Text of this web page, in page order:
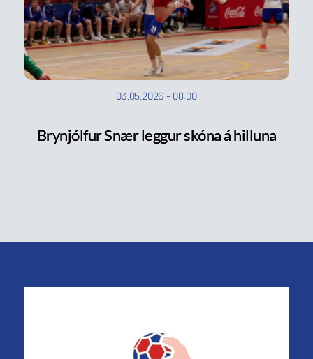
03.05.2026 - 08:00
Brynjólfur Snær leggur skóna á hilluna